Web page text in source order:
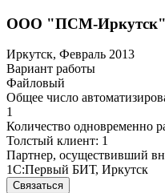
ООО "ПСМ-Иркутск"
Иркутск, Февраль 2013
Вариант работы
Файловый
Общее число
1
Количество одновременно
Толстый клиент: 1
Партнер, осуществивший
1С:Первый БИТ, Иркутск
Связаться